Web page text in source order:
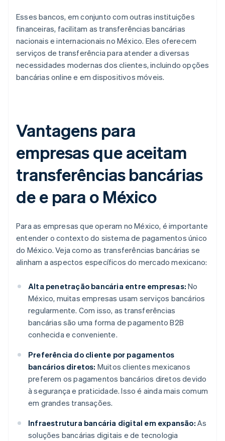
Esses bancos, em conjunto com outras instituições
financeiras, facilitam as transferências bancárias
nacionais e internacionais no México. Eles oferecem
serviços de transferência para atender a diversas
necessidades modernas dos clientes, incluindo opções
bancárias online e em dispositivos móveis.
Vantagens para
empresas que aceitam
transferências bancárias
de e para o México
Para as empresas que operam no México, é importante
entender o contexto do sistema de pagamentos único
do México. Veja como as transferências bancárias se
alinham a aspectos específicos do mercado mexicano:
Alta penetração bancária entre empresas: No
México, muitas empresas usam serviços bancários
regularmente. Com isso, as transferências
bancárias são uma forma de pagamento B2B
conhecida e conveniente.
Preferência do cliente por pagamentos
bancários diretos: Muitos clientes mexicanos
preferem os pagamentos bancários diretos devido
à segurança e praticidade. Isso é ainda mais comum
em grandes transações.
Infraestrutura bancária digital em expansão: As
soluções bancárias digitais e de tecnologia